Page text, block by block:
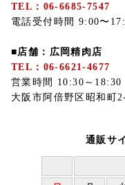
TEL：06-6685-7547
電話受付時間 9:00〜
■店舗：広岡精肉店
TEL：06-6621-4677
営業時間 10:30～18:30
大阪市阿倍野区昭和町
通販サ